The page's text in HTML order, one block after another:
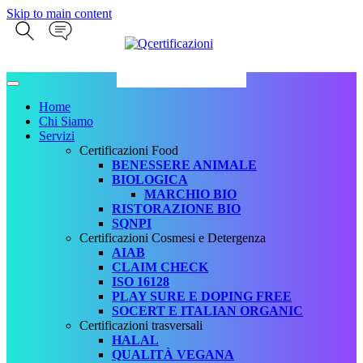
Skip to main content
Home
Chi Siamo
Servizi
Certificazioni Food
BENESSERE ANIMALE
BIOLOGICA
MARCHIO BIO
RISTORAZIONE BIO
SQNPI
Certificazioni Cosmesi e Detergenza
AIAB
CLAIM CHECK
ISO 16128
PLAY SURE E DOPING FREE
SOCERT E ITALIAN ORGANIC
Certificazioni trasversali
HALAL
QUALITÀ VEGANA